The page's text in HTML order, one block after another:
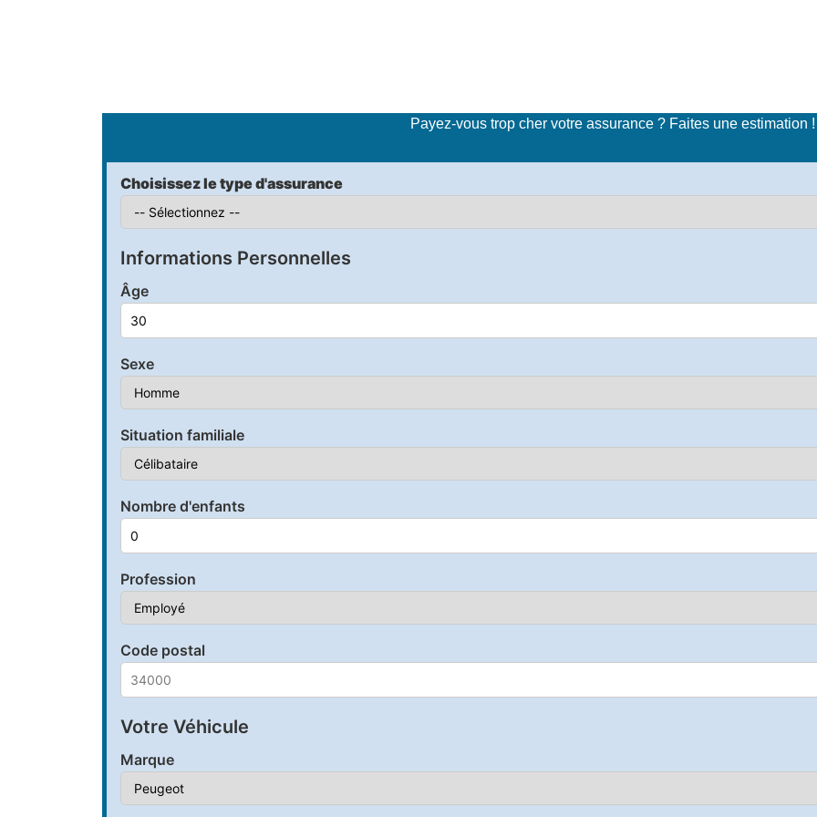
Payez-vous trop cher votre assurance ? Faites une estimation !
Choisissez le type d'assurance
Informations Personnelles
Âge
Sexe
Situation familiale
Nombre d'enfants
Profession
Code postal
Votre Véhicule
Marque